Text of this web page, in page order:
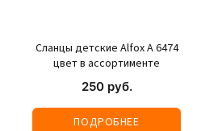
Сланцы детские Alfox A 6474
цвет в ассортименте
250 руб.
ПОДРОБНЕЕ